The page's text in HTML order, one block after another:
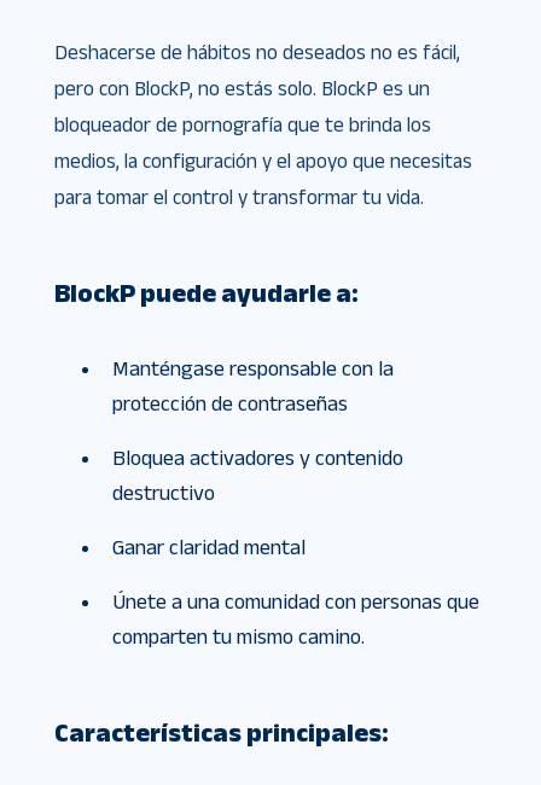
Deshacerse de hábitos no deseados no es fácil,
pero con BlockP, no estás solo. BlockP es un
bloqueador de pornografía que te brinda los
medios, la configuración y el apoyo que necesitas
para tomar el control y transformar tu vida.
BlockP puede ayudarle a:
Manténgase responsable con la
protección de contraseñas
Bloquea activadores y contenido
destructivo
Ganar claridad mental
Únete a una comunidad con personas que
comparten tu mismo camino.
Características principales: